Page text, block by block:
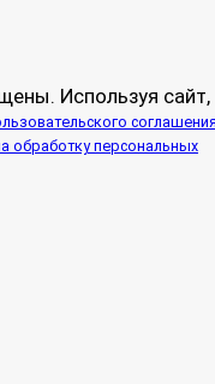
Используя сайт,
обработку персональных